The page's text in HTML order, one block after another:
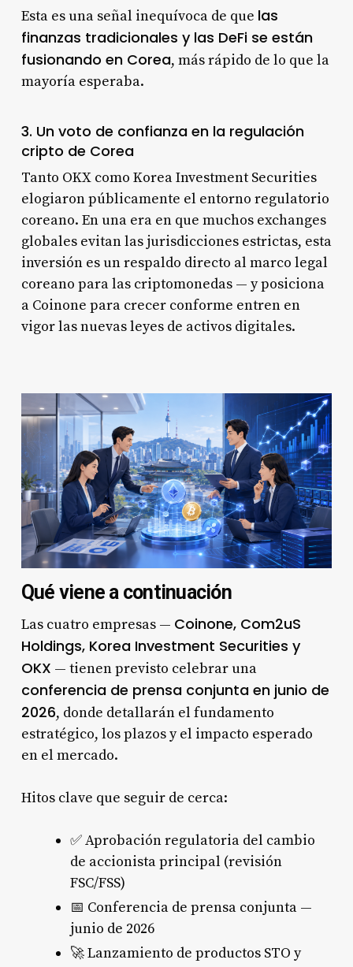
Esta es una señal inequívoca de que las
finanzas tradicionales y las DeFi se están
fusionando en Corea, más rápido de lo que la
mayoría esperaba.
3. Un voto de confianza en la regulación
cripto de Corea
Tanto OKX como Korea Investment Securities
elogiaron públicamente el entorno regulatorio
coreano. En una era en que muchos exchanges
globales evitan las jurisdicciones estrictas, esta
inversión es un respaldo directo al marco legal
coreano para las criptomonedas — y posiciona
a Coinone para crecer conforme entren en
vigor las nuevas leyes de activos digitales.
Qué viene a continuación
Las cuatro empresas — Coinone, Com2uS
Holdings, Korea Investment Securities y
OKX — tienen previsto celebrar una
conferencia de prensa conjunta en junio de
2026, donde detallarán el fundamento
estratégico, los plazos y el impacto esperado
en el mercado.
Hitos clave que seguir de cerca:
✅ Aprobación regulatoria del cambio
de accionista principal (revisión
FSC/FSS)
📅 Conferencia de prensa conjunta —
junio de 2026
🚀 Lanzamiento de productos STO y